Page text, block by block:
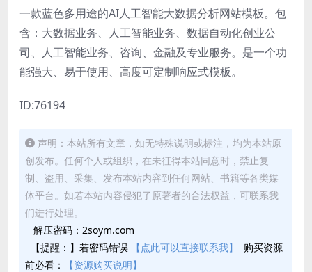
一款蓝色多用途的AI人工智能大数据分析网站模板。包
含：大数据业务、人工智能业务、数据自动化创业公
司、人工智能业务、咨询、金融及专业服务。是一个功
能强大、易于使用、高度可定制响应式模板。
ID:76194
声明：本站所有文章，如无特殊说明或标注，均为本站原
创发布。任何个人或组织，在未征得本站同意时，禁止复
制、盗用、采集、发布本站内容到任何网站、书籍等各类媒
体平台。如若本站内容侵犯了原著者的合法权益，可联系我
们进行处理。
解压密码：2soym.com
【提醒：】若密码错误
【点此可以直接联系我】
购买资源
前必看：
【资源购买说明】